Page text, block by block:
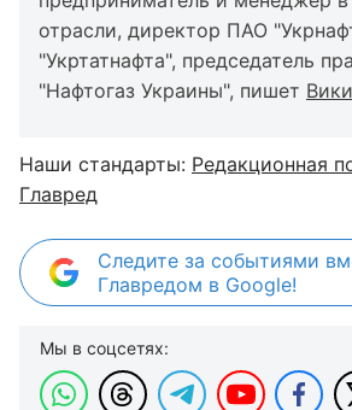
отрасли, директор ПАО
"Укртатнафта", председатель
"Нафтогаз Украины", пишет
Наши стандарты: Редакционная
Главред
Следите за событиями
Главредом в Google!
Мы в соцсетях: